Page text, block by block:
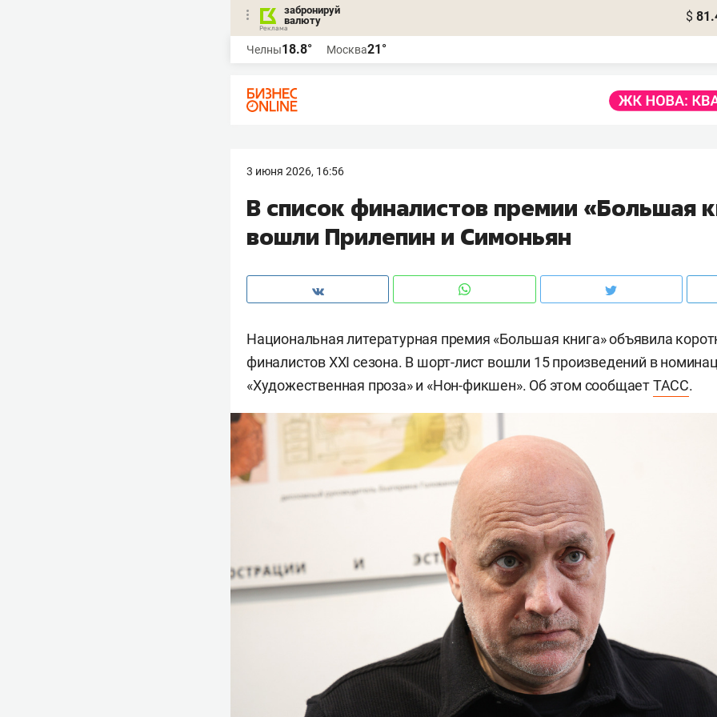
забронируй
валюту
$
Челны18.8° Москва21°
3 июня 2026, 16:56
В список финалистов премии «Большая
вошли Прилепин и Симоньян
Национальная литературная премия «Большая книга» объявила
финалистов XXI сезона. В шорт-лист вошли 15 произведений в
«Художественная проза» и «Нон-фикшен». Об этом сообщаетТАСС.